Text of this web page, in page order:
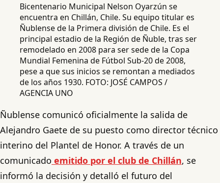
Bicentenario Municipal Nelson Oyarzún se
encuentra en Chillán, Chile. Su equipo titular es
Ñublense de la Primera división de Chile. Es el
principal estadio de la Región de Ñuble, tras ser
remodelado en 2008 para ser sede de la Copa
Mundial Femenina de Fútbol Sub-20 de 2008,
pese a que sus inicios se remontan a mediados
de los años 1930. FOTO: JOSÉ CAMPOS /
AGENCIA UNO
Ñublense comunicó oficialmente la salida de
Alejandro Gaete de su puesto como director técnico
interino del Plantel de Honor. A través de un
comunicado emitido por el club de Chillán, se
informó la decisión y detalló el futuro del